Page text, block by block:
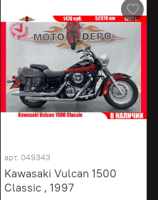
арт. 049343
Kawasaki Vulcan 1500
Classic , 1997